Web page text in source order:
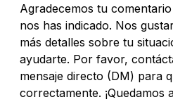
Agradecemos tu
nos has indicado. Nos
más detalles sobre tu
ayudarte. Por favor,
mensaje directo (DM) para
correctamente. ¡Quedamos